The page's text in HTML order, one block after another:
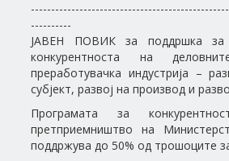
----------
ЈАВЕН ПОВИК за поддршка за
конкурентноста на
преработувачка индустрија –
субјект, развој на производ и
Програмата за
претприемништво на
поддржува до 50% од трошоците